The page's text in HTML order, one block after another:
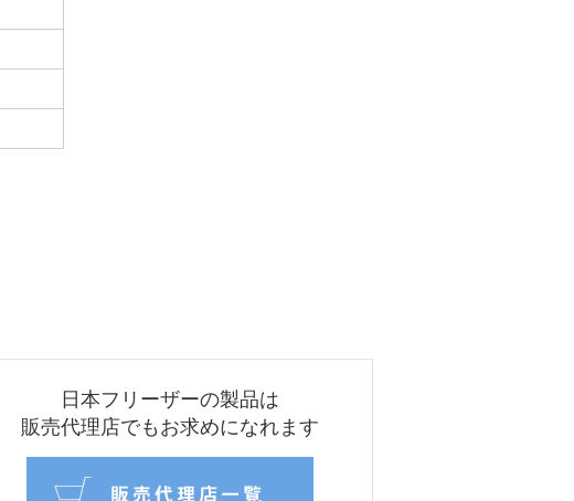
日本フリーザーの製品は
販売代理店でもお求めになれます